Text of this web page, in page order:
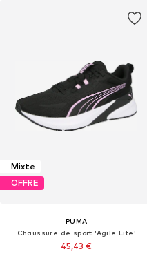
Mixte
OFFRE
PUMA
Chaussure de sport 'Agile Lite'
45,43 €